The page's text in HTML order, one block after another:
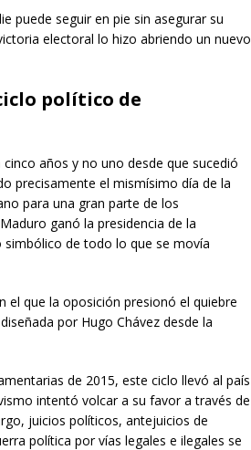
puede seguir en pie sin asegurar su
electoral lo hizo abriendo un nuevo
político de
años y no uno desde que sucedió
precisamente el mismísimo día de la
para una gran parte de los
ganó la presidencia de la
simbólico de todo lo que se movía
el que la oposición presionó el quiebre
por Hugo Chávez desde la
de 2015, este ciclo llevó al país
intentó volcar a su favor a través de
juicios políticos, antejuicios de
política por vías legales e ilegales se